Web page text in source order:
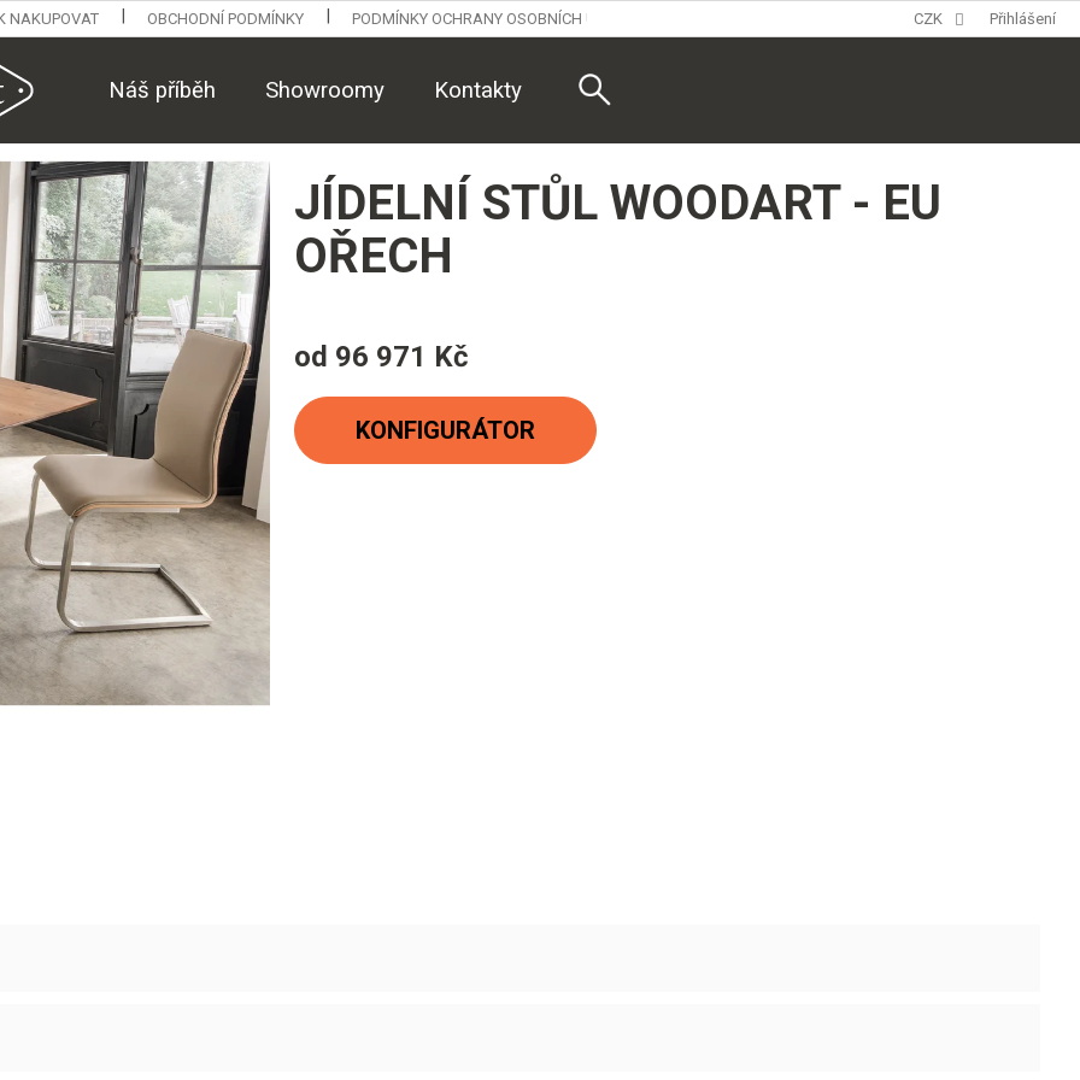
NAKUPOVAT OBCHODNÍ PODMÍNKY PODMÍNKY OCHRANY OSOBNÍCH ÚDAJŮ CZK Přihlášení
Náš příběh Showroomy Kontakty
JÍDELNÍ STŮL WOODART - EU
OŘECH
od 96 971 Kč
Měrná
cena:
KONFIGURÁTOR